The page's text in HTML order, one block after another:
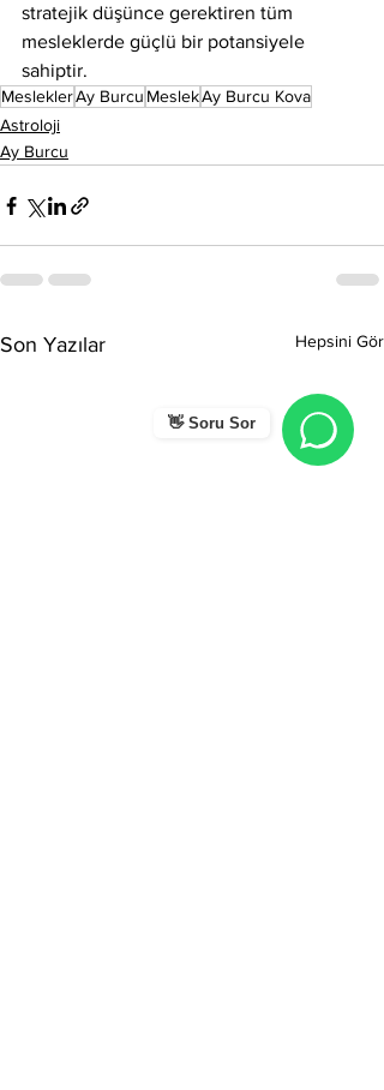
👋 Soru Sor
stratejik düşünce gerektiren tüm
mesleklerde güçlü bir potansiyele
sahiptir.
MesleklerAy Burcu MeslekAy Burcu Kova
Astroloji
Ay Burcu
Son Yazılar Hepsini Gör